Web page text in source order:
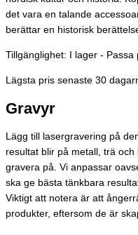
det vara en talande
berättar en historisk
Tillgänglighet: I lager -
Lägsta pris senaste 30
Gravyr
Lägg till lasergravering på
resultat blir på metall, trä
gravera på. Vi anpassar
ska ge bästa tänkbara
Viktigt att notera är att
produkter, eftersom de är